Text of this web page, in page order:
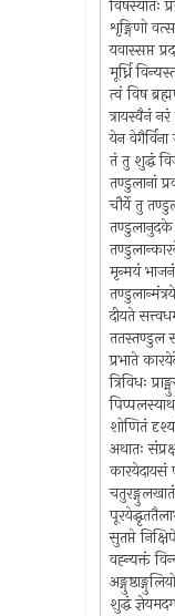
विषस्यातः
शृङ्गिणो
यवास्सप्त
मूर्ध्नि
त्वं विष
त्रायस्वैनं
येन
तं तु शुद्धं
तण्डुलानां
चौर्ये तु
तण्डुलानुदके
मृन्मयं
दीयते
ततस्तण्डुल
प्रभाते
त्रिविधः
शोणितं
अथातः
कारयेदायसं
सुतप्ते
वह्न्यक्तं
शुद्धं